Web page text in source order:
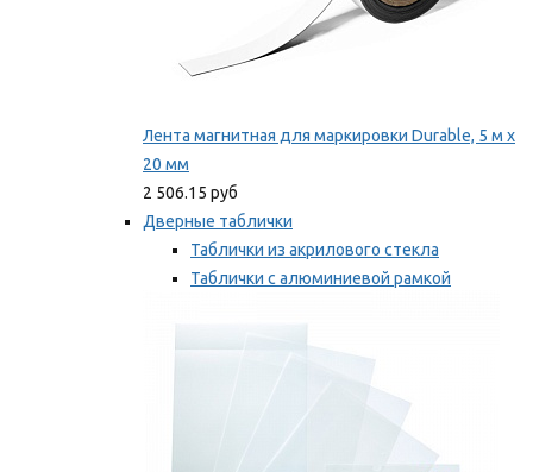
Лента магнитная для маркировки Durable, 5 м х
20 мм
2 506.15 руб
Дверные таблички
Таблички из акрилового стекла
Таблички с алюминиевой рамкой